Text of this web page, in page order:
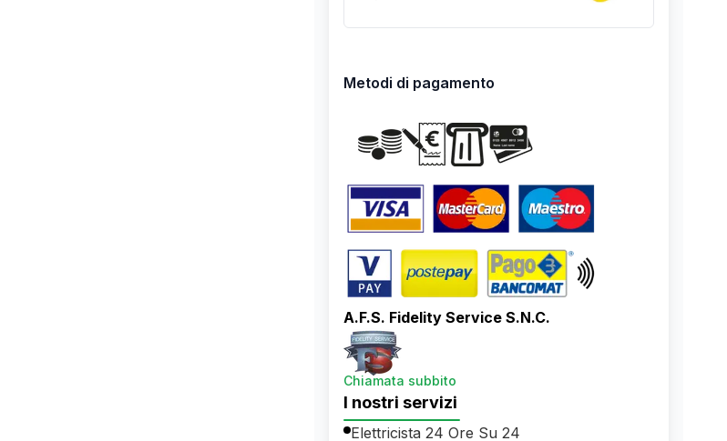
Metodi di pagamento
A.F.S. Fidelity Service S.N.C.
Chiamata subbito
I nostri servizi
Elettricista 24 Ore Su 24